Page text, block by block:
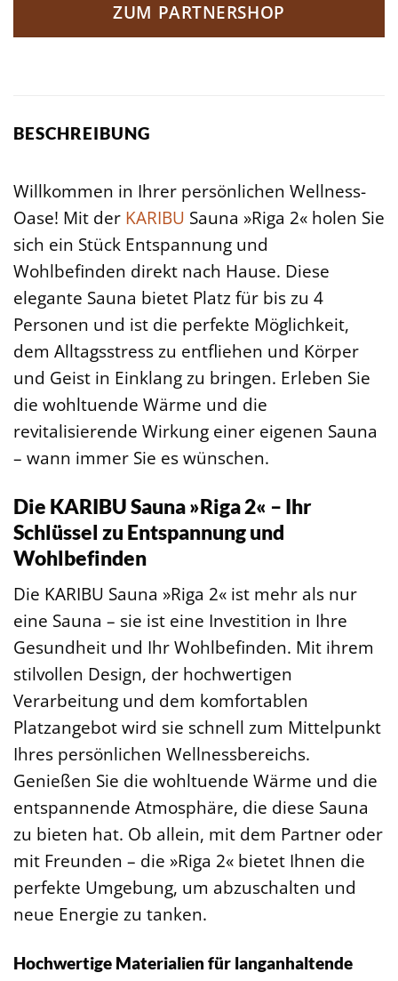
ZUM PARTNERSHOP
BESCHREIBUNG
Willkommen in Ihrer persönlichen Wellness-
Oase! Mit der KARIBU Sauna »Riga 2« holen Sie
sich ein Stück Entspannung und
Wohlbefinden direkt nach Hause. Diese
elegante Sauna bietet Platz für bis zu 4
Personen und ist die perfekte Möglichkeit,
dem Alltagsstress zu entfliehen und Körper
und Geist in Einklang zu bringen. Erleben Sie
die wohltuende Wärme und die
revitalisierende Wirkung einer eigenen Sauna
– wann immer Sie es wünschen.
Die KARIBU Sauna »Riga 2« – Ihr
Schlüssel zu Entspannung und
Wohlbefinden
Die KARIBU Sauna »Riga 2« ist mehr als nur
eine Sauna – sie ist eine Investition in Ihre
Gesundheit und Ihr Wohlbefinden. Mit ihrem
stilvollen Design, der hochwertigen
Verarbeitung und dem komfortablen
Platzangebot wird sie schnell zum Mittelpunkt
Ihres persönlichen Wellnessbereichs.
Genießen Sie die wohltuende Wärme und die
entspannende Atmosphäre, die diese Sauna
zu bieten hat. Ob allein, mit dem Partner oder
mit Freunden – die »Riga 2« bietet Ihnen die
perfekte Umgebung, um abzuschalten und
neue Energie zu tanken.
Hochwertige Materialien für langanhaltende